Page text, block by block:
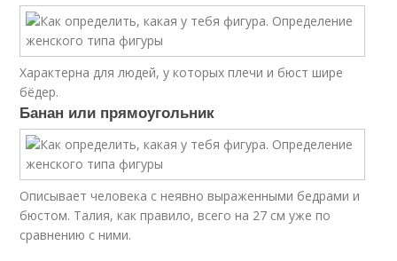
Характерна для людей, у которых плечи и бюст шире
бёдер.
Банан или прямоугольник
Описывает человека с неявно выраженными бедрами и
бюстом. Талия, как правило, всего на 27 см уже по
сравнению с ними.